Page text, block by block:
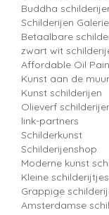
Buddha
Schilderijen
Betaalbare
zwart wit
Affordable Oil
Kunst aan de muur
Kunst schilderijen
Olieverf
link-partners
Schilderkunst
Schilderijenshop
Moderne kunst
Kleine schilderijtjes
Grappige
Amsterdamse